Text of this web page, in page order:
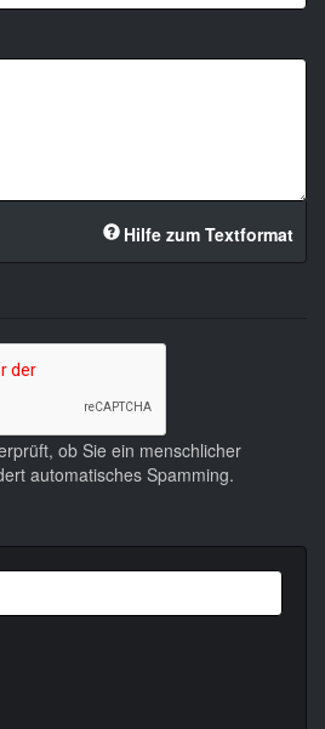
Hilfe zum Textformat
ob Sie ein menschlicher
automatisches Spamming.